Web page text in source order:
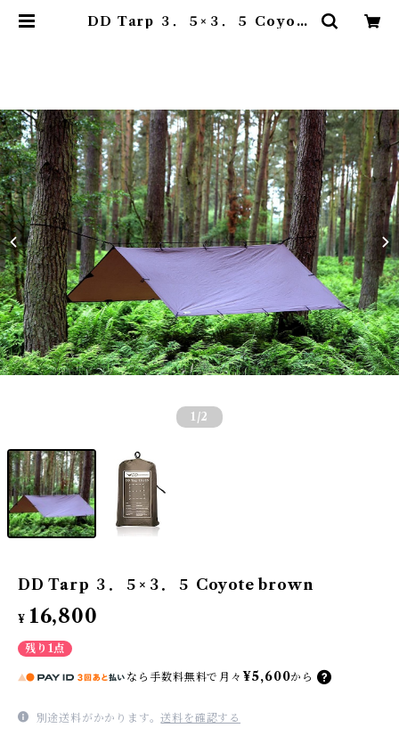
DD Tarp ３．５×３．５ Coyote
1 /2
DD Tarp ３．５×３．５ Coyote brown
¥ 16,800
残り1点
なら 手数料無料で 月々 ¥5,600から
別途送料がかかります。送料を確認する